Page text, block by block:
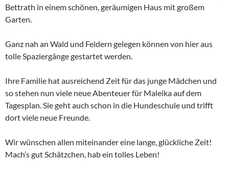
Bettrath in einem schönen, geräumigen Haus mit großem
Garten.
Ganz nah an Wald und Feldern gelegen können von hier aus
tolle Spaziergänge gestartet werden.
Ihre Familie hat ausreichend Zeit für das junge Mädchen und
so stehen nun viele neue Abenteuer für Maleika auf dem
Tagesplan. Sie geht auch schon in die Hundeschule und trifft
dort viele neue Freunde.
Wir wünschen allen miteinander eine lange, glückliche Zeit!
Mach’s gut Schätzchen, hab ein tolles Leben!